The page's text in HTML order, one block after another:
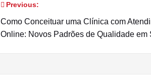
Navegação
de
Previous:
Como Conceituar uma Clínica com
Online: Novos Padrões de Qualidade em